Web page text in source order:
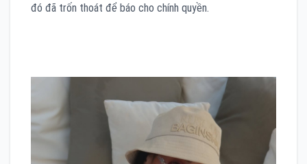
đó đã trốn thoát để báo cho chính quyền.